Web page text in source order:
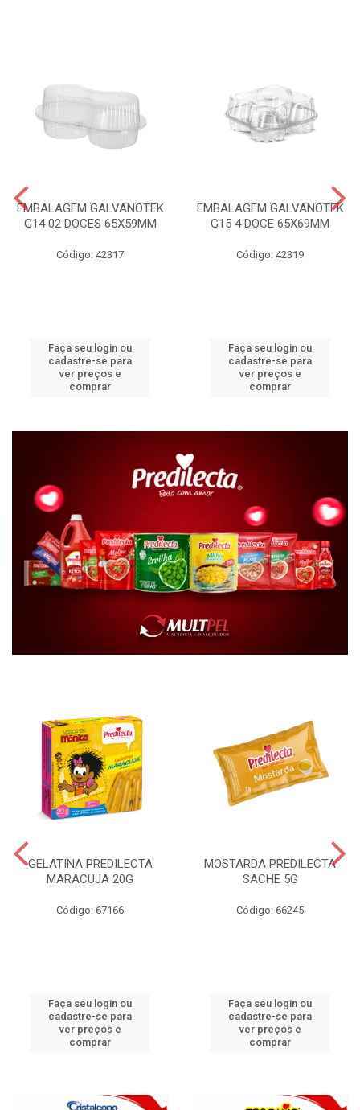
EMBALAGEM GALVANOTEK
G14 02 DOCES 65X59MM
Código: 42317
Faça seu login ou
cadastre-se para
ver preços e
comprar
EMBALAGEM GALVANOTEK
G15 4 DOCE 65X69MM
Código: 42319
Faça seu login ou
cadastre-se para
ver preços e
comprar
GELATINA PREDILECTA
MARACUJA 20G
Código: 67166
Faça seu login ou
cadastre-se para
ver preços e
comprar
MOSTARDA PREDILECTA
SACHE 5G
Código: 66245
Faça seu login ou
cadastre-se para
ver preços e
comprar